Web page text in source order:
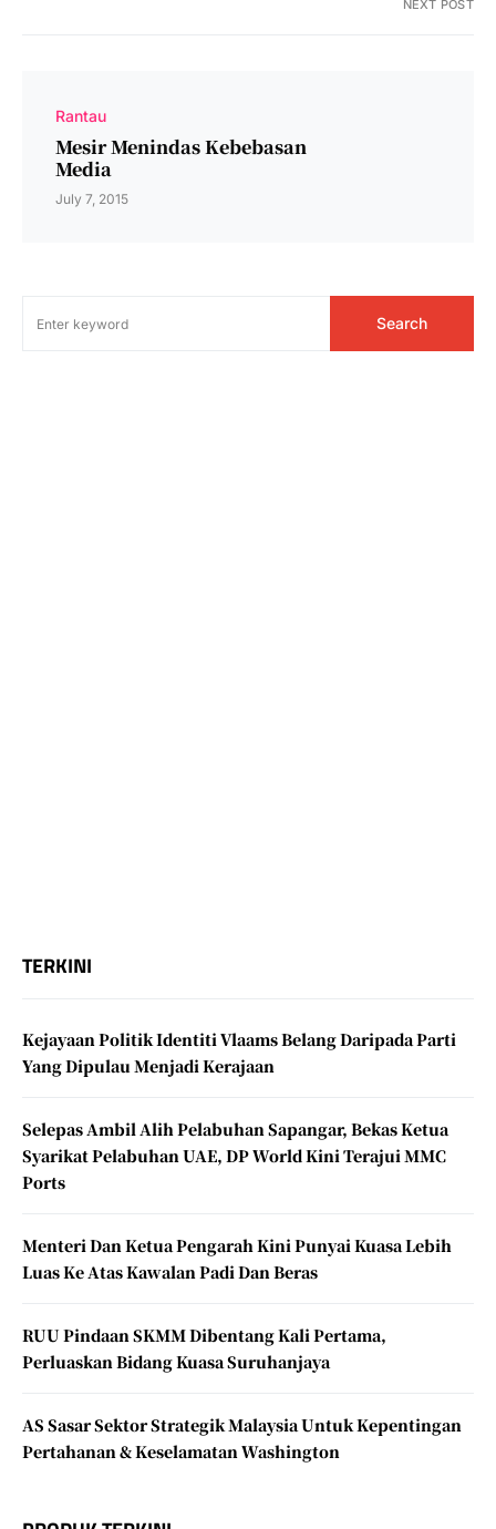
NEXT POST
Rantau
Mesir Menindas Kebebasan
Media
July 7, 2015
Search
TERKINI
Kejayaan Politik Identiti Vlaams Belang Daripada Parti
Yang Dipulau Menjadi Kerajaan
Selepas Ambil Alih Pelabuhan Sapangar, Bekas Ketua
Syarikat Pelabuhan UAE, DP World Kini Terajui MMC
Ports
Menteri Dan Ketua Pengarah Kini Punyai Kuasa Lebih
Luas Ke Atas Kawalan Padi Dan Beras
RUU Pindaan SKMM Dibentang Kali Pertama,
Perluaskan Bidang Kuasa Suruhanjaya
AS Sasar Sektor Strategik Malaysia Untuk Kepentingan
Pertahanan & Keselamatan Washington